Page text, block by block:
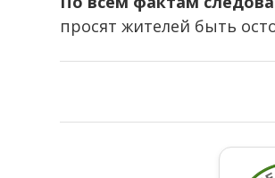
просят жителей быть